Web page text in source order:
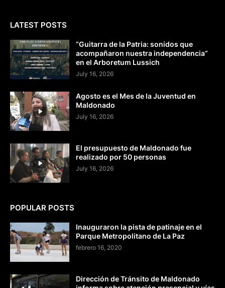
LATEST POSTS
“Guitarra de la Patria: sonidos que
acompañaron nuestra independencia”
en el Arboretum Lussich
July 16, 2026
Agosto es el Mes de la Juventud en
Maldonado
July 16, 2026
El presupuesto de Maldonado fue
realizado por 50 personas
July 16, 2026
POPULAR POSTS
Inauguraron la pista de patinaje en el
Parque Metropolitano de La Paz
febrero 16, 2020
Dirección de Tránsito de Maldonado